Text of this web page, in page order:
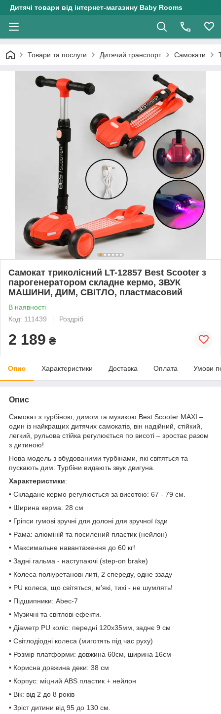
Дитячі товари від інтернет-магазину Baby Rooms
Товари та послуги Дитячий транспорт Самокати
Самокат триколісний LT-12857 Best Scooter з
парогенератором складне кермо, ЗВУК
МАШИНИ, ДИМ, СВІТЛО, пластмасовий
В наявності
Код: 111439
Роздріб
2 189 ₴
Опис Характеристики Доставка Оплата Умови
Опис
Самокат з турбіною, димом та музикою Best Scooter MAXI –
один із найкращих дитячих самокатів, він надійний, стійкий,
легкий, рульова стійка регулюється по висоті – зростає разом
з дитиною!
Нова модель з вбудованими турбінами, які світяться та
пускають дим. Турбіни видають звук двигуна.
Характеристики:
• Складане кермо регулюється за висотою: 67 - 79 см.
• Ширина керма: 28 см
• Гріпси гумові зручні для долоні для зручної їзди
• Рама: алюміній та посилений пластик (нейлон)
• Максимальне навантаження до 60 кг!
• Задні гальма - наступаючі (step-on brake)
• Колеса поліуретанові литі, 2 спереду, одне ззаду
• PU колеса, що світяться, м'які, тихі - не шумлять!
• Підшипники: Abec-7
• Музичні та світлові ефекти.
• Діаметр PU коліс: передні 120х35мм, заднє 9 см
• Світлодіодні колеса (миготять під час руху)
• Розмір платформи: довжина 60см, ширина 16см
• Корисна довжина деки: 38 см
• Корпус: міцний ABS пластик + нейлон
• Вік: від 2 до 8 років
• Зріст дитини від 95 до 130 см.